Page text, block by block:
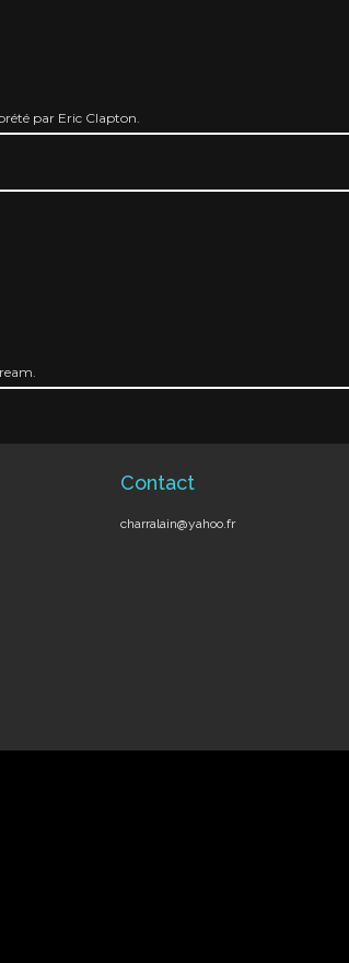
par Eric Clapton.
Contact
charralain@yahoo.fr